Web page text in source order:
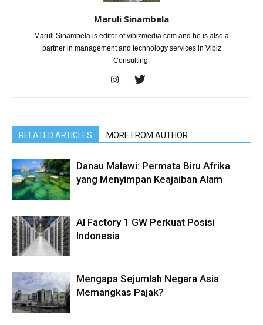
Maruli Sinambela
Maruli Sinambela is editor of vibizmedia.com and he is also a
partner in management and technology services in Vibiz
Consulting.
RELATED ARTICLES MORE FROM AUTHOR
Danau Malawi: Permata Biru Afrika
yang Menyimpan Keajaiban Alam
AI Factory 1 GW Perkuat Posisi
Indonesia
Mengapa Sejumlah Negara Asia
Memangkas Pajak?